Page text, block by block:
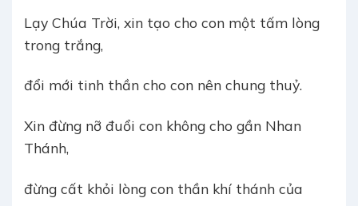
Lạy Chúa Trời, xin tạo cho con một tấm lòng
trong trắng,
đổi mới tinh thần cho con nên chung thuỷ.
Xin đừng nỡ đuổi con không cho gần Nhan
Thánh,
đừng cất khỏi lòng con thần khí thánh của